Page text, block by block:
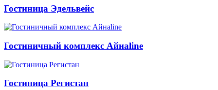
Гостиница Эдельвейс
Гостиничный комплекс Айнаline
Гостиница Регистан